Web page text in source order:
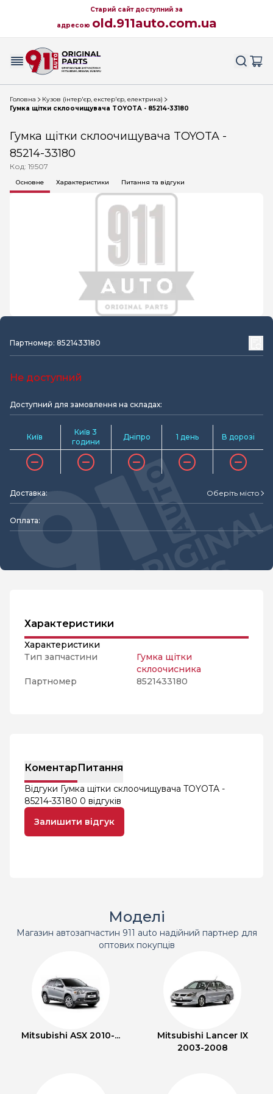
Старий сайт доступний за
адресою old.911auto.com.ua
Головна
Кузов (інтер'єр, екстер'єр, електрика)
Гумка щітки склоочищувача TOYOTA - 85214-33180
Гумка щітки склоочищувача TOYOTA -
85214-33180
Код: 19507
Основне Характеристики Питання та відгуки
Партномер: 8521433180
Не доступний
Доступний для замовлення на складах:
Київ
Київ 3
години
Дніпро 1 день В дорозі
Доставка: Оберіть місто
Оплата:
Характеристики
Характеристики
Тип запчастини
Гумка щітки
склоочисника
Партномер
8521433180
КоментарПитання
Відгуки Гумка щітки склоочищувача TOYOTA -
85214-33180 0 відгуків
Залишити відгук
Моделі
Магазин автозапчастин 911 auto надійний партнер для
оптових покупців
Mitsubishi ASX 2010-...
Mitsubishi Lancer IX
2003-2008